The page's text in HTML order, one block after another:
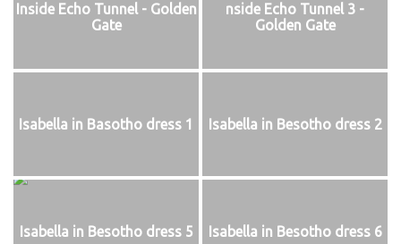
Inside Echo Tunnel - Golden
Gate
nside Echo Tunnel 3 -
Golden Gate
Isabella in Basotho dress 1 Isabella in Besotho dress 2
Isabella in Besotho dress 5 Isabella in Besotho dress 6